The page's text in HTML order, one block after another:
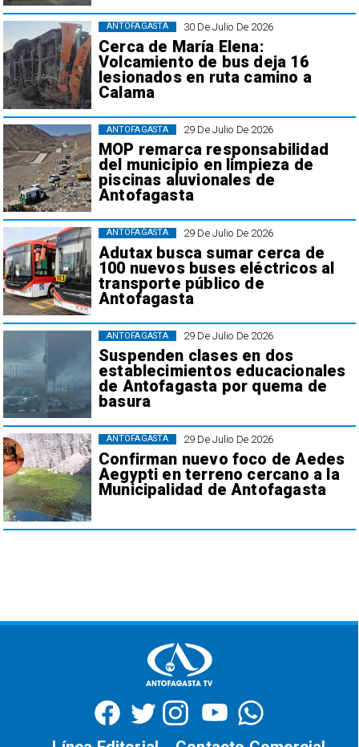
30 De Julio De 2026
Cerca de María Elena:
Volcamiento de bus deja 16
lesionados en ruta camino a
Calama
ANTOFAGASTA
29 De Julio De 2026
MOP remarca responsabilidad
del municipio en limpieza de
piscinas aluvionales de
Antofagasta
ANTOFAGASTA
29 De Julio De 2026
Adutax busca sumar cerca de
100 nuevos buses eléctricos al
transporte público de
Antofagasta
ANTOFAGASTA
29 De Julio De 2026
Suspenden clases en dos
establecimientos educacionales
de Antofagasta por quema de
basura
ANTOFAGASTA
29 De Julio De 2026
Confirman nuevo foco de Aedes
Aegypti en terreno cercano a la
Municipalidad de Antofagasta
ANTOFAGASTA